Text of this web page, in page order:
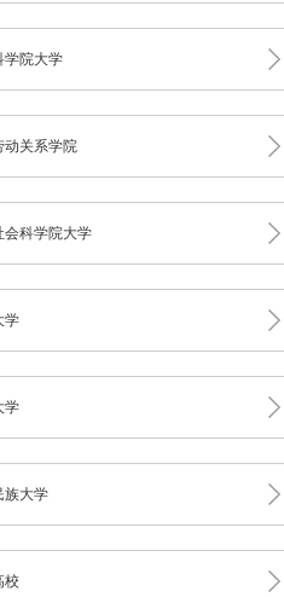
学院大学
动关系学院
会科学院大学
学
学
族大学
校